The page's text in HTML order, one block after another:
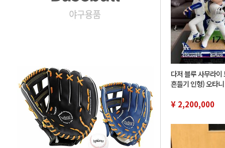
다저 블루 사무라이
흔들기 인형) 오타
정 46 개
¥ 2,200,000